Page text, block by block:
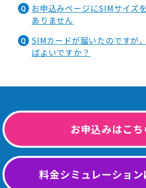
お申込みページにSIMサイズ
ありません
SIMカードが届いたのですが
ばよいですか？
お申込みはこち
料金シミュレーション